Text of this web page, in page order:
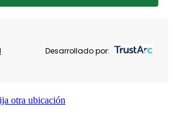
Desarrollado por:
otra ubicación